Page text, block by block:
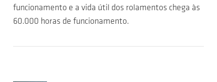
funcionamento e a vida útil dos rolamentos chega às
60.000 horas de funcionamento.